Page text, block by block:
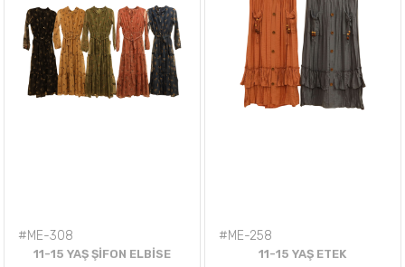
Nasıl Sipariş Veririm?
Öğren
#ME-308
11-15 YAŞ ŞİFON ELBİSE
#ME-258
11-15 YAŞ ETEK